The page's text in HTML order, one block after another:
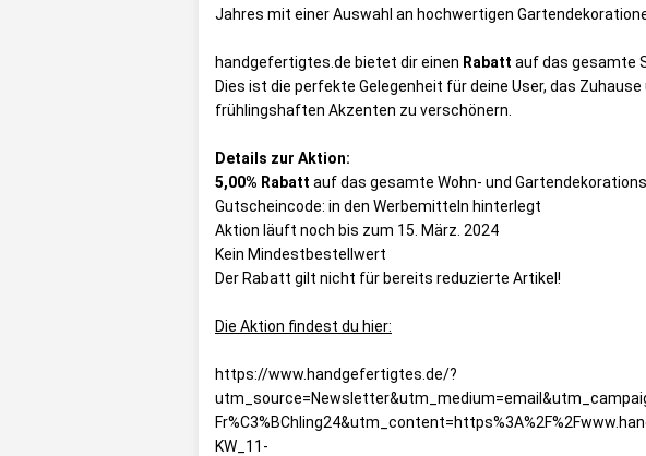
Jahres mit einer Auswahl an hochwertigen
handgefertigtes.de bietet dir einen Rabatt auf das gesamte
Dies ist die perfekte Gelegenheit für deine User, das
frühlingshaften Akzenten zu verschönern.
Details zur Aktion:
5,00% Rabatt auf das gesamte Wohn- und
Gutscheincode: in den Werbemitteln hinterlegt
Aktion läuft noch bis zum 15. März. 2024
Kein Mindestbestellwert
Der Rabatt gilt nicht für bereits reduzierte Artikel!
Die Aktion findest du hier:
https://www.handgefertigtes.de/?
KW_11-